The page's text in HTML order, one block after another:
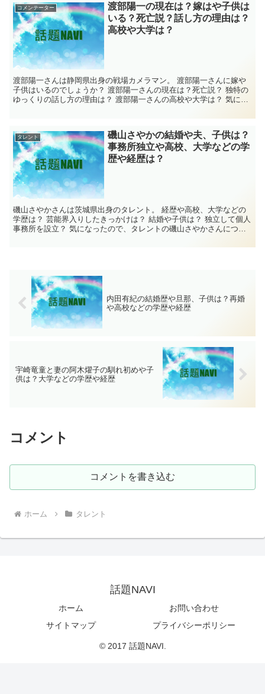
コメンテーター
渡部陽一の現在は？嫁はや子供は
いる？死亡説？話し方の理由は？
高校や大学は？
渡部陽一さんは静岡県出身の戦場カメラマン。 渡部陽一さんに嫁や
子供はいるのでしょうか？ 渡部陽一さんの現在は？死亡説？ 独特の
ゆっくりの話し方の理由は？ 渡部陽一さんの高校や大学は？ 気にな
タレント
磯山さやかの結婚や夫、子供は？
事務所独立や高校、大学などの学
歴や経歴は？
磯山さやかさんは茨城県出身のタレント。 経歴や高校、大学などの
学歴は？ 芸能界入りしたきっかけは？ 結婚や子供は？ 独立して個人
事務所を設立？ 気になったので、タレントの磯山さやかさんについ
内田有紀の結婚歴や旦那、子供は？再婚
や高校などの学歴や経歴
宇崎竜童と妻の阿木燿子の馴れ初めや子
供は？大学などの学歴や経歴
コメント
コメントを書き込む
ホーム タレント
話題NAVI
ホーム
お問い合わせ
サイトマップ
プライバシーポリシー
© 2017 話題NAVI.